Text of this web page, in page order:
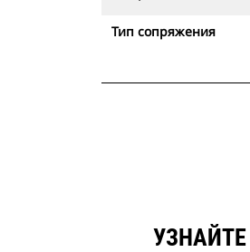
Тип сопряжения